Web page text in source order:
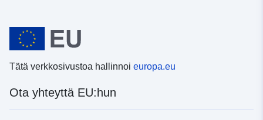
Tätä verkkosivustoa hallinnoi europa.eu
Ota yhteyttä EU:hun